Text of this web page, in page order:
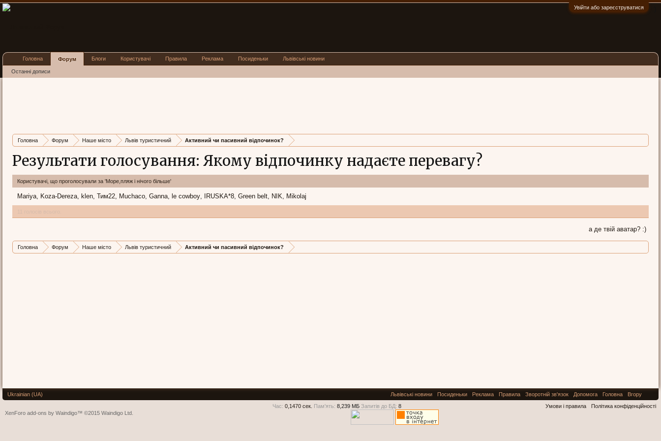
Увійти або зареєструватися
Головна Форум Наше місто Львів туристичний Активний чи пасивний відпочинок?
Результати голосування: Якому відпочинку надаєте перевагу?
Користувачі, що проголосували за 'Море,пляж і нічого більше'
Mariya Koza-Dereza klen Тим22 Muchaco Ganna le cowboy IRUSKA*8 Green belt NIK Mikolaj
а де твій аватар? :)
Головна Форум Наше місто Львів туристичний Активний чи пасивний відпочинок?
Головна Форум
Останні дописи
Блоги Користувачі Правила Реклама Посиденьки Львівські новини
Ukrainian (UA) Львівські новини Посиденьки Реклама Правила Зворотній зв'язок Допомога Головна
Вгору
Умови і правила
Політика конфіденційності
XenForo add-ons by Waindigo™ ©2015 Waindigo Ltd
Час: 0,1470 сек. Пам'ять: 8,239 МБ Запитів до БД: 8